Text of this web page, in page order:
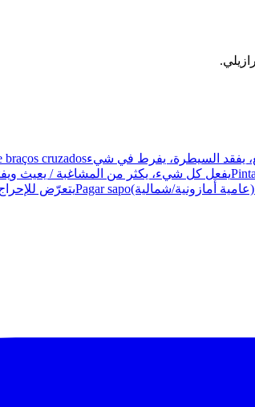
يفقد السيطرة، يفرط في شيءbraços cruzados
يفعل كل شيء، يكثر من المشاغبة / يعيث
أمازونية/شمالية)Pagar sapoيتعرّض